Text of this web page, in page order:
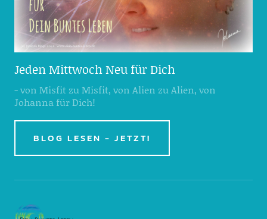
Jeden Mittwoch Neu für Dich
- von Misfit zu Misfit, von Alien zu Alien, von
Johanna für Dich!
BLOG LESEN - JETZT!